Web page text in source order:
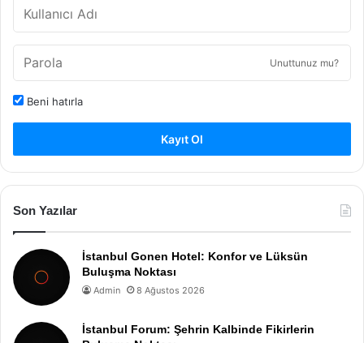
Unuttunuz mu?
Beni hatırla
Kayıt Ol
Son Yazılar
İstanbul Gonen Hotel: Konfor ve Lüksün
Buluşma Noktası
Admin 8 Ağustos 2026
İstanbul Forum: Şehrin Kalbinde Fikirlerin